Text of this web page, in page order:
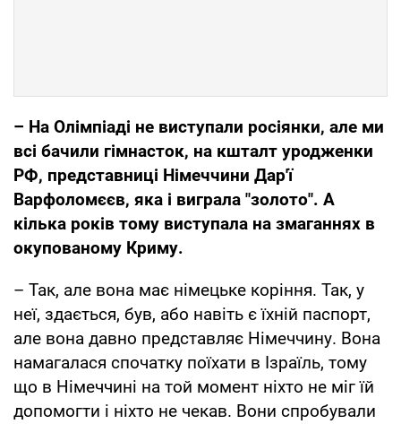
– На Олімпіаді не виступали росіянки, але ми
всі бачили гімнасток, на кшталт уродженки
РФ, представниці Німеччини Дар'ї
Варфоломєєв, яка і виграла "золото". А
кілька років тому виступала на змаганнях в
окупованому Криму.
– Так, але вона має німецьке коріння. Так, у
неї, здається, був, або навіть є їхній паспорт,
але вона давно представляє Німеччину. Вона
намагалася спочатку поїхати в Ізраїль, тому
що в Німеччині на той момент ніхто не міг їй
допомогти і ніхто не чекав. Вони спробували